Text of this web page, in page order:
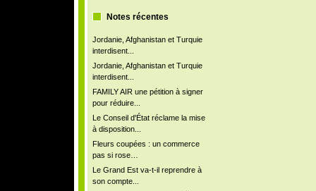
Notes récentes
Jordanie, Afghanistan et Turquie
interdisent...
Jordanie, Afghanistan et Turquie
interdisent...
FAMILY AIR une pétition à signer
pour réduire...
Le Conseil d'État réclame la mise
à disposition...
Fleurs coupées : un commerce
pas si rose…
Le Grand Est va-t-il reprendre à
son compte...